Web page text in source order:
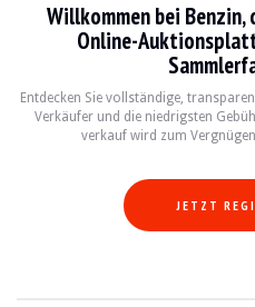
LIEFERUNG
RESERVEPREIS Ja
Beschreibung
Willkommen bei
Online-
Entdecken Sie vollständige,
Verkäufer und die niedrigsten
verkauf wird zum
JETZT